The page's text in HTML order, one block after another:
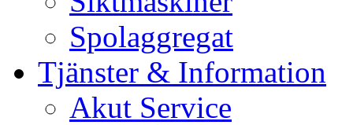
Spolaggregat
Tjänster & Information
Akut Service